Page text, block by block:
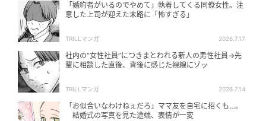
「婚約者がいるのでやめて」執着してくる同僚女性。注
意した上司が迎えた末路に「怖すぎる」
TRILLマンガ 2026.7.17
社内の“女性社員”につきまとわれる新人の男性社員→先
輩に相談した直後、背後に感じた視線にゾッ
TRILLマンガ 2026.7.14
「お似合いなわけねぇだろ」ママ友を自宅に招くも…。
結婚式の写真を見た途端、表情が一変